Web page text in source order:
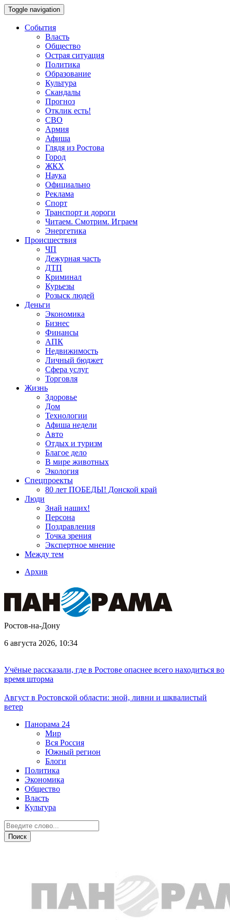
Toggle navigation
События
Власть
Общество
Острая ситуация
Политика
Образование
Культура
Скандалы
Прогноз
Отклик есть!
СВО
Армия
Афиша
Глядя из Ростова
Город
ЖКХ
Наука
Официально
Реклама
Спорт
Транспорт и дороги
Читаем. Смотрим. Играем
Энергетика
Происшествия
ЧП
Дежурная часть
ДТП
Криминал
Курьезы
Розыск людей
Деньги
Экономика
Бизнес
Финансы
АПК
Недвижимость
Личный бюджет
Сфера услуг
Торговля
Жизнь
Здоровье
Дом
Технологии
Афиша недели
Авто
Отдых и туризм
Благое дело
В мире животных
Экология
Спецпроекты
80 лет ПОБЕДЫ! Донской край
Люди
Знай наших!
Персона
Поздравления
Точка зрения
Экспертное мнение
Между тем
Архив
Ростов-на-Дону
6 августа 2026, 10:34
Учёные рассказали, где в Ростове опаснее всего находиться во
время шторма
Август в Ростовской области: зной, ливни и шквалистый
ветер
Панорама 24
Мир
Вся Россия
Южный регион
Блоги
Политика
Экономика
Общество
Власть
Культура